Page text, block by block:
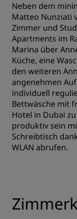
Neben dem
Matteo Nunziati
Zimmer und
Apartments im
Marina über
Küche, eine
den weiteren
angenehmen
individuell
Bettwäsche mit
Hotel in Dubai
produktiv sein
Schreibtisch
WLAN abrufen.